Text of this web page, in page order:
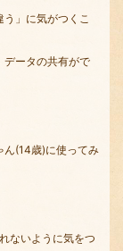
」に気がつくこ
データの共有がで
ん(14歳)に使ってみ
ないように気をつ